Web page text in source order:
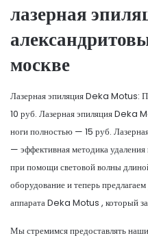
лазерная
москве
Лазерная эпиляция Deka Motus:
10 руб. Лазерная эпиляция Deka
ноги полностью — 15 руб.
— эффективная методика
при помощи световой волны
оборудование и теперь
аппарата Deka Motus , который
Мы стремимся предоставлять